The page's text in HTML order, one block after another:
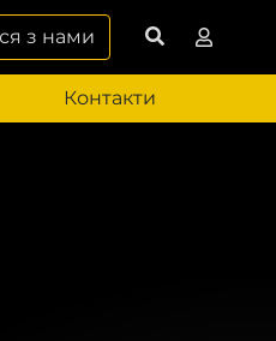
з нами
Контакти